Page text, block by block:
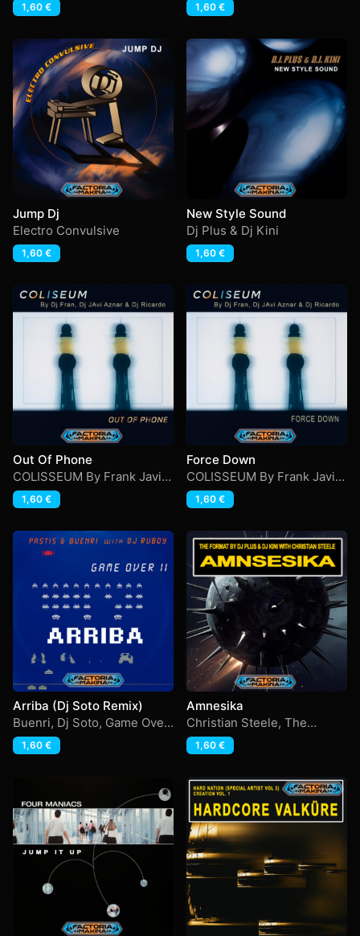
1,60 € 1,60 €
Jump Dj
Electro Convulsive
1,60 €
New Style Sound
Dj Plus & Dj Kini
1,60 €
Out Of Phone
COLISSEUM By Frank Javi
Aznar & Ricardo
1,60 €
Force Down
COLISSEUM By Frank Javi
Aznar & Ricardo
1,60 €
Arriba (Dj Soto Remix)
Buenri, Dj Soto, Game Over
2,Pastis
1,60 €
Amnesika
Christian Steele, The
Format By Plus& Kini
1,60 €